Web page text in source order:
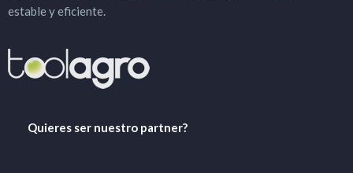
estable y eficiente.
Quieres ser nuestro partner?